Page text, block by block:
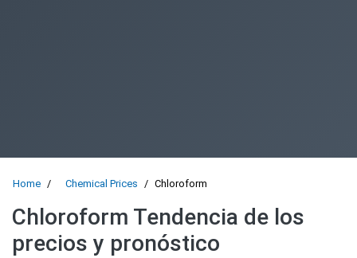
Home Chemical Prices Chloroform
Chloroform Tendencia de los
precios y pronóstico